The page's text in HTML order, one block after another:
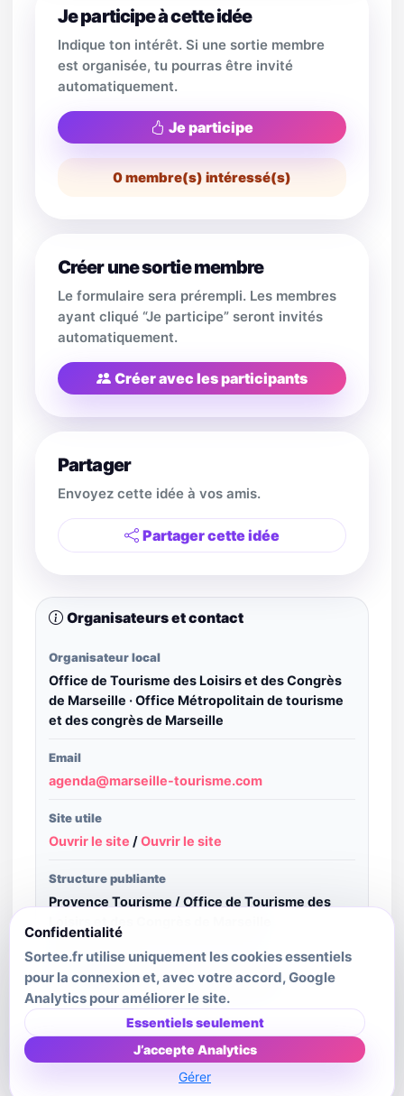
Je participe à cette idée
Indique ton intérêt. Si une sortie membre
est organisée, tu pourras être invité
automatiquement.
Je participe
0membre(s) intéressé(s)
Créer une sortie membre
Le formulaire sera prérempli. Les membres
ayant cliqué “Je participe” seront invités
automatiquement.
Créer avec les participants
Partager
Envoyez cette idée à vos amis.
Partager cette idée
Organisateurs et contact
Organisateur local
Office de Tourisme des Loisirs et des Congrès
de Marseille · Office Métropolitain de tourisme
et des congrès de Marseille
Email
agenda@marseille-tourisme.com
Site utile
Ouvrir le site /Ouvrir le site
Structure publiante
Provence Tourisme / Office de Tourisme des
Crédit image
© GIL MARSALLA ET DIRECTO PROD
Dernière mise à jour source
Confidentialité
Sortee.fr utilise uniquement les cookies essentiels
pour la connexion et, avec votre accord, Google
Analytics pour améliorer le site.
Essentiels seulement
J’accepte Analytics
Gérer